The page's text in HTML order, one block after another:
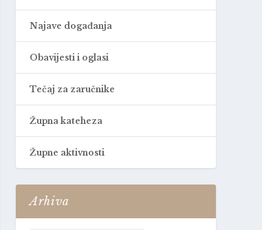
Najave događanja
Obavijesti i oglasi
Tečaj za zaručnike
Župna kateheza
Župne aktivnosti
Arhiva